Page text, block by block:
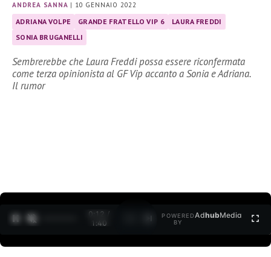
ANDREA SANNA | 10 GENNAIO 2022
ADRIANA VOLPE GRANDE FRATELLO VIP 6
LAURA FREDDI
SONIA BRUGANELLI
Sembrerebbe che Laura Freddi possa essere riconfermata
come terza opinionista al GF Vip accanto a Sonia e Adriana.
Il rumor
0:12 /
1:40
POWERED
BY
AdhubMedia